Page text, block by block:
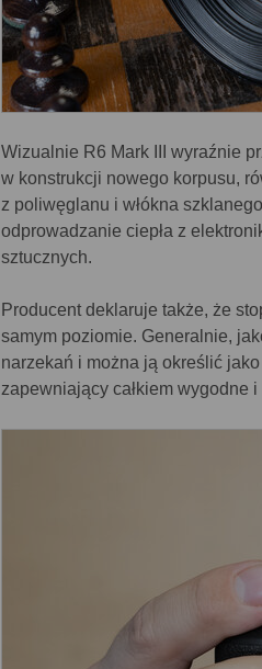
Wizualnie R6 Mark III wyraźnie
w konstrukcji nowego korpusu,
z poliwęglanu i włókna
odprowadzanie ciepła z
sztucznych.
Producent deklaruje także, że
samym poziomie. Generalnie,
narzekań i można ją określić
zapewniający całkiem wygodne